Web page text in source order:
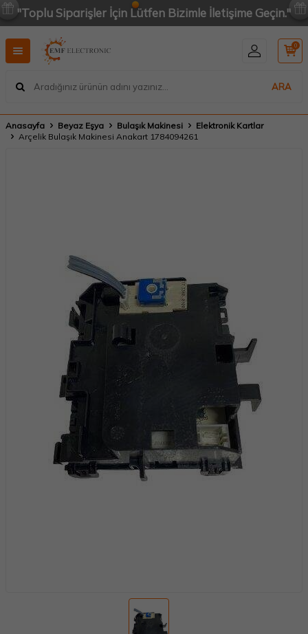
"Toplu Siparişler İçin Lütfen Bizimle İletişime Geçin."
ARA
0
Anasayfa Beyaz Eşya Bulaşık Makinesi
Elektronik Kartlar
Arçelik Bulaşık Makinesi Anakart 1784094261